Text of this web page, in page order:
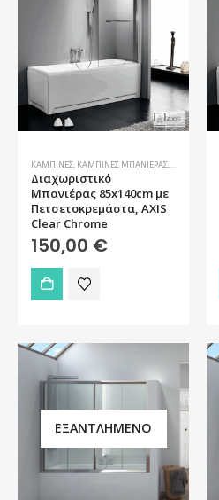
ΚΑΜΠΊΝΕΣ ΚΑΜΠΊΝΕΣ ΜΠΑΝΙΈΡΑΣ
Διαχωριστικό
Μπανιέρας 85x140cm με
Πετσετοκρεμάστα, AXIS
Clear Chrome
150,00 €
ΕΞΑΝΤΛΗΜΈΝΟ